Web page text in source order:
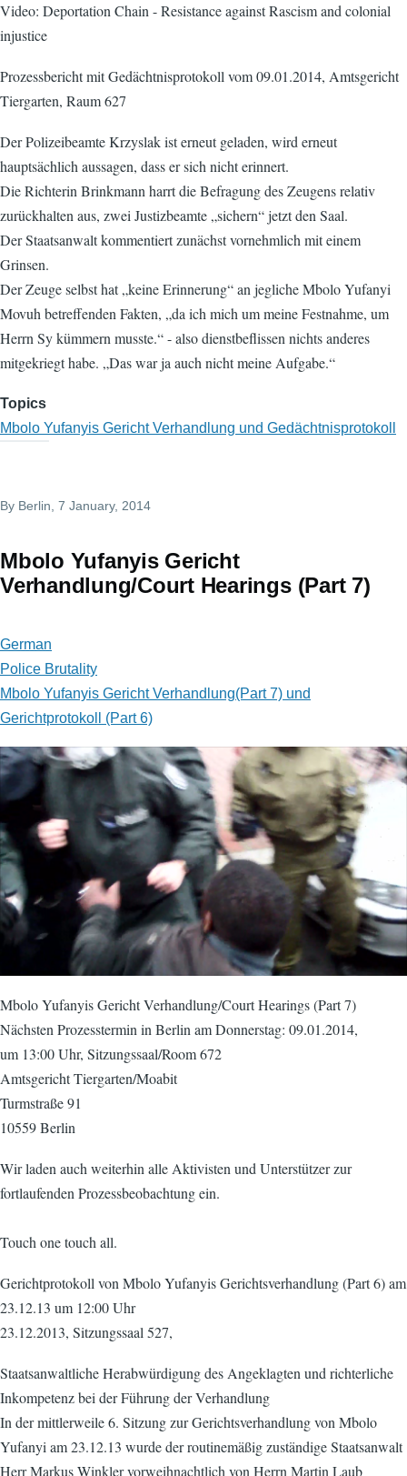
Video: Deportation Chain - Resistance against Rascism and colonial
injustice
Prozessbericht mit Gedächtnisprotokoll vom 09.01.2014, Amtsgericht
Tiergarten, Raum 627
Der Polizeibeamte Krzyslak ist erneut geladen, wird erneut
hauptsächlich aussagen, dass er sich nicht erinnert.
Die Richterin Brinkmann harrt die Befragung des Zeugens relativ
zurückhalten aus, zwei Justizbeamte „sichern“ jetzt den Saal.
Der Staatsanwalt kommentiert zunächst vornehmlich mit einem
Grinsen.
Der Zeuge selbst hat „keine Erinnerung“ an jegliche Mbolo Yufanyi
Movuh betreffenden Fakten, „da ich mich um meine Festnahme, um
Herrn Sy kümmern musste.“ - also dienstbeflissen nichts anderes
mitgekriegt habe. „Das war ja auch nicht meine Aufgabe.“
Topics
Mbolo Yufanyis Gericht Verhandlung und Gedächtnisprotokoll
By Berlin, 7 January, 2014
Mbolo Yufanyis Gericht
Verhandlung/Court Hearings (Part 7)
German
Police Brutality
Mbolo Yufanyis Gericht Verhandlung(Part 7) und
Gerichtprotokoll (Part 6)
Mbolo Yufanyis Gericht Verhandlung/Court Hearings (Part 7)
Nächsten Prozesstermin in Berlin am Donnerstag: 09.01.2014,
um 13:00 Uhr, Sitzungssaal/Room 672
Amtsgericht Tiergarten/Moabit
Turmstraße 91
10559 Berlin
Wir laden auch weiterhin alle Aktivisten und Unterstützer zur
fortlaufenden Prozessbeobachtung ein.
Touch one touch all.
Gerichtprotokoll von Mbolo Yufanyis Gerichtsverhandlung (Part 6) am
23.12.13 um 12:00 Uhr
23.12.2013, Sitzungssaal 527,
Staatsanwaltliche Herabwürdigung des Angeklagten und richterliche
Inkompetenz bei der Führung der Verhandlung
In der mittlerweile 6. Sitzung zur Gerichtsverhandlung von Mbolo
Yufanyi am 23.12.13 wurde der routinemäßig zuständige Staatsanwalt
Herr Markus Winkler vorweihnachtlich von Herrn Martin Laub